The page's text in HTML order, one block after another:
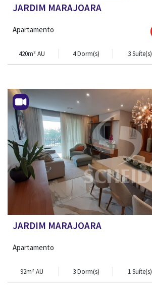
TRABALHE CONOSCO
JARDIM MARAJOARA
Apartamento
420m² AU 4 Dorm(s) 3 Suíte(s)
JARDIM MARAJOARA
Apartamento
92m² AU 3 Dorm(s) 1 Suíte(s)